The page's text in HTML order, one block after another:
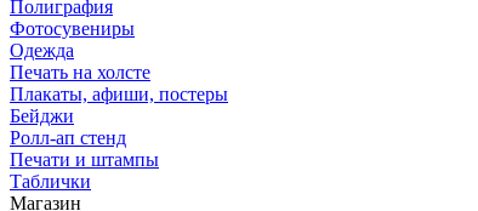
Полиграфия
Фотосувениры
Одежда
Печать на холсте
Плакаты, афиши, постеры
Бейджи
Ролл-ап стенд
Печати и штампы
Таблички
Магазин